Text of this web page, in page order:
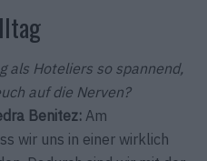
als Hoteliers so spannend,
auf die Nerven?
Benitez: Am
wir uns in einer wirklich